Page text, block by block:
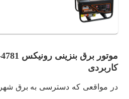
کاربردی
در مواقعی که دسترسی به برق